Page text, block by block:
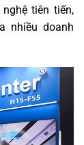
tiên tiến,
nhiều doanh